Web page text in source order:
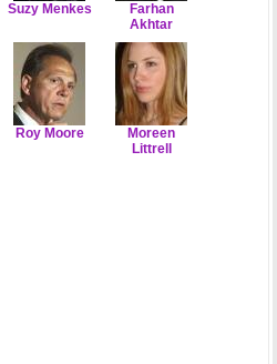
Suzy Menkes
Farhan
Akhtar
Roy Moore
Moreen
Littrell